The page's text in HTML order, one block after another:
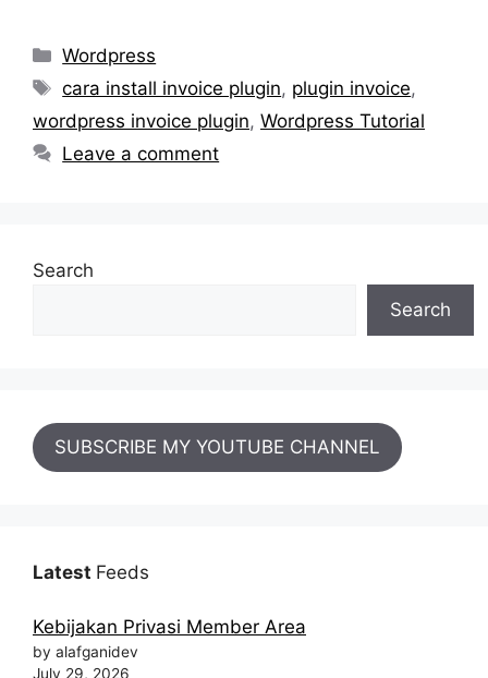
Categories
Wordpress
Tags
cara install invoice plugin, plugin invoice,
wordpress invoice plugin, Wordpress Tutorial
Leave a comment
Search
Search
SUBSCRIBE MY YOUTUBE CHANNEL
Latest Feeds
Kebijakan Privasi Member Area
by alafganidev
July 29, 2026